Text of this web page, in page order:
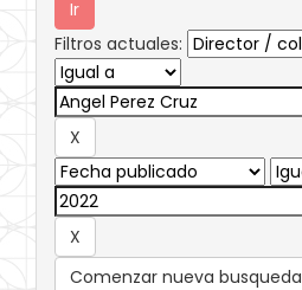
Filtros actuales:
Comenzar nueva busqueda